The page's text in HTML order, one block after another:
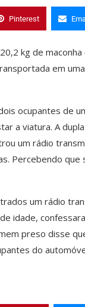
Pinterest
kg de
em
ocupantes de
a viatura. A
um rádio
Percebendo que
um rádio
idade,
preso disse
do